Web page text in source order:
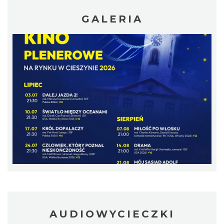
Patroni cieszyńskich ulic - wystawa
Cieszyn
2026-07-03
0.32 km
GALERIA
AUDIOWYCIECZKI